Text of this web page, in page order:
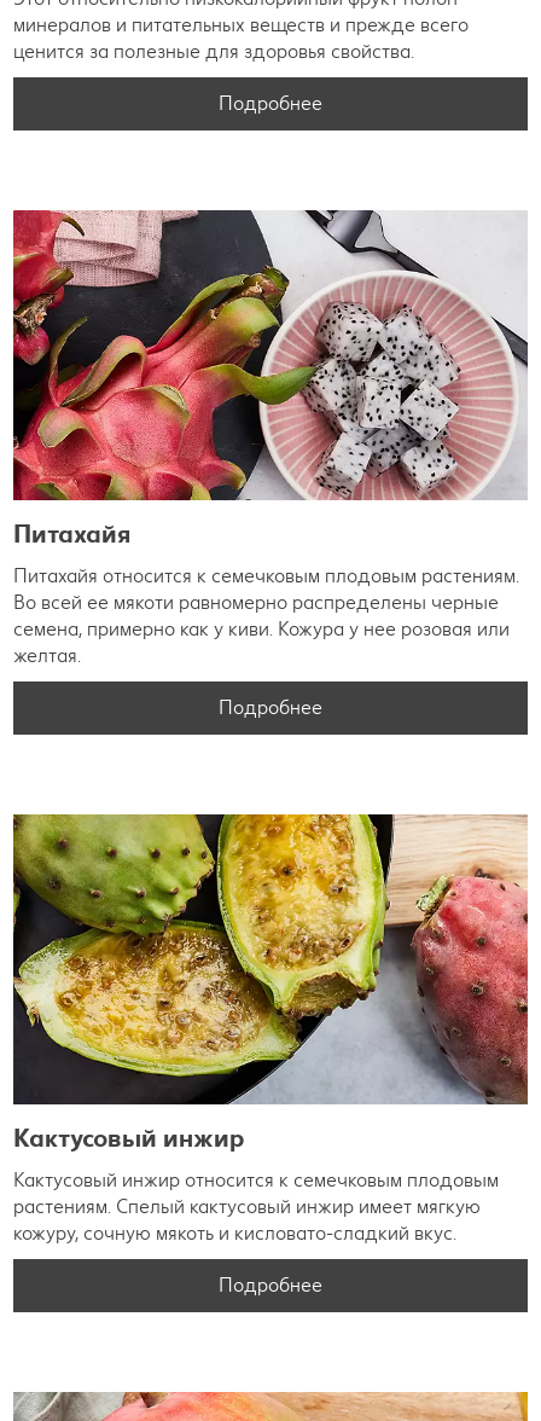
минералов и питательных веществ и прежде всего
ценится за полезные для здоровья свойства.
Подробнее
Питахайя
Питахайя относится к семечковым плодовым растениям.
Во всей ее мякоти равномерно распределены черные
семена, примерно как у киви. Кожура у нее розовая или
желтая.
Подробнее
Кактусовый инжир
Кактусовый инжир относится к семечковым плодовым
растениям. Спелый кактусовый инжир имеет мягкую
кожуру, сочную мякоть и кисловато-сладкий вкус.
Подробнее